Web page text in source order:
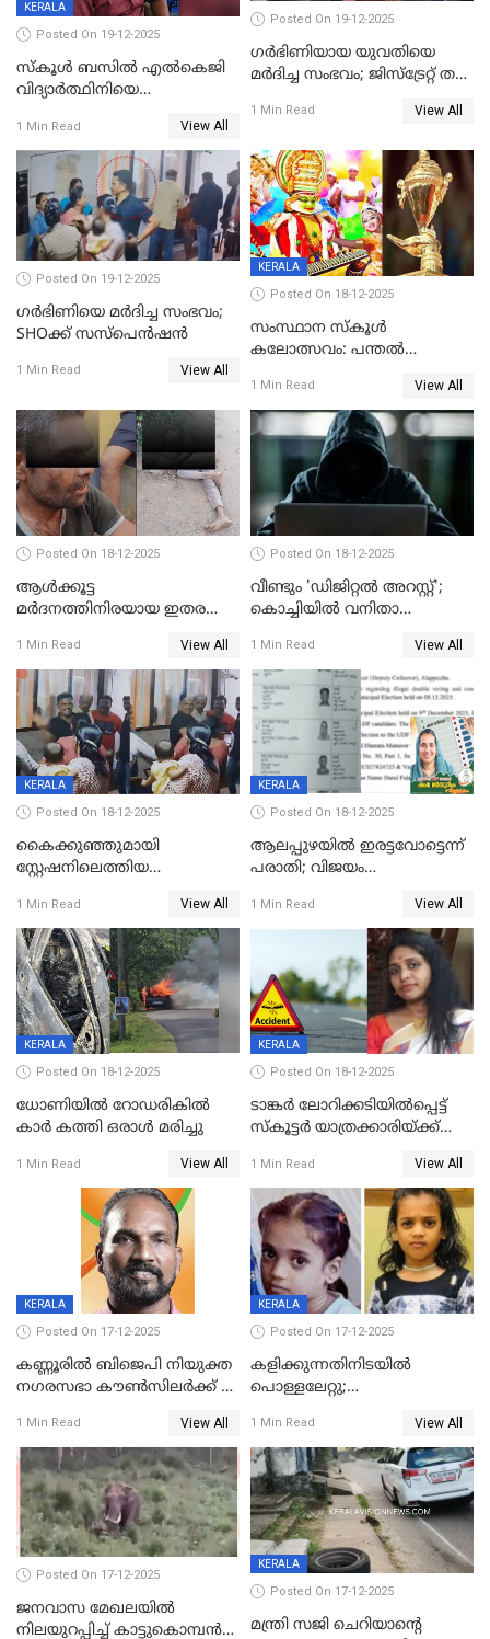
KERALA
Posted On 19-12-2025
സ്കൂൾ ബസിൽ എൽകെജി
വിദ്യാര്‍ത്ഥിനിയെ
ക്ലീനര്‍ പിടിയിൽ
1 Min Read View All
Posted On 19-12-2025
ഗര്‍ഭിണിയായ യുവതിയെ
മര്‍ദിച്ച സംഭവം; ജിസ്‌ട്രേറ്റ് തല
യുവതി
1 Min Read View All
Posted On 19-12-2025
ഗര്‍ഭിണിയെ മർദിച്ച സംഭവം;
SHOക്ക് സസ്പെൻഷൻ
1 Min Read View All
KERALA
Posted On 18-12-2025
സംസ്ഥാന സ്കൂൾ
കലോത്സവം: പന്തൽ
1 Min Read View All
Posted On 18-12-2025
ആൾക്കൂട്ട
മർദനത്തിനിരയായ ഇതര
നടുക്കുന്ന സംഭവം
വാളയാറിൽ
1 Min Read View All
Posted On 18-12-2025
വീണ്ടും 'ഡിജിറ്റല്‍ അറസ്റ്റ്';
കൊച്ചിയില്‍ വനിതാ
കോടി രൂപ
1 Min Read View All
KERALA
Posted On 18-12-2025
കൈക്കുഞ്ഞുമായി
സ്റ്റേഷനിലെത്തിയ
കരണത്തടിച്ചു; CC ടിവി
ദൃശ്യങ്ങൾ പുറത്ത്
1 Min Read View All
KERALA
Posted On 18-12-2025
ആലപ്പുഴയിൽ ഇരട്ടവോട്ടെന്ന്
പരാതി; വിജയം
വാർഡിലെ എൽഡിഎഫ്
സ്ഥാനാർത്ഥി
1 Min Read View All
KERALA
Posted On 18-12-2025
ധോണിയിൽ റോഡരികിൽ
കാർ കത്തി ഒരാൾ മരിച്ചു
1 Min Read View All
KERALA
Posted On 18-12-2025
ടാങ്കർ ലോറിക്കടിയിൽപ്പെട്ട്
സ്കൂട്ടർ യാത്രക്കാരിയ്ക്ക്
കണ്ടോത്ത് ദേശീയ പാതയിൽ
1 Min Read View All
KERALA
Posted On 17-12-2025
കണ്ണൂരിൽ ബിജെപി നിയുക്ത
നഗരസഭാ കൗൺസിലർക്ക് 36
1 Min Read View All
KERALA
Posted On 17-12-2025
കളിക്കുന്നതിനിടയിൽ
പൊള്ളലേറ്റു;
ക്ലാസ് വിദ്യാർത്ഥിനി മരിച്ചു
1 Min Read View All
Posted On 17-12-2025
ജനവാസ മേഖലയില്‍
നിലയുറപ്പിച്ച് കാട്ടുകൊമ്പന്‍
KERALA
Posted On 17-12-2025
മന്ത്രി സജി ചെറിയാന്റെ